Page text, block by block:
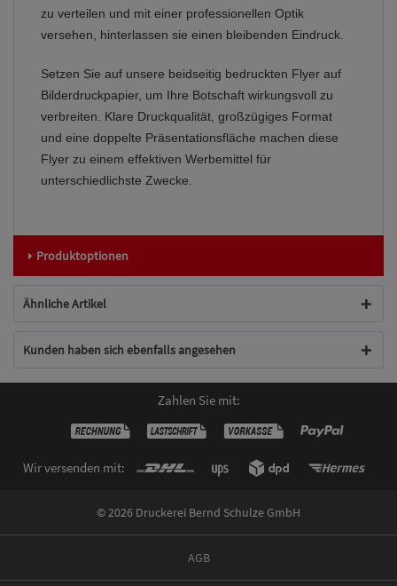
zu verteilen und mit einer professionellen Optik
versehen, hinterlassen sie einen bleibenden Eindruck.
Setzen Sie auf unsere beidseitig bedruckten Flyer auf
Bilderdruckpapier, um Ihre Botschaft wirkungsvoll zu
verbreiten. Klare Druckqualität, großzügiges Format
und eine doppelte Präsentationsfläche machen diese
Flyer zu einem effektiven Werbemittel für
unterschiedlichste Zwecke.
Produktoptionen
Ähnliche Artikel
Kunden haben sich ebenfalls angesehen
Zahlen Sie mit:
Wir versenden mit:
© 2026 Druckerei Bernd Schulze GmbH
AGB